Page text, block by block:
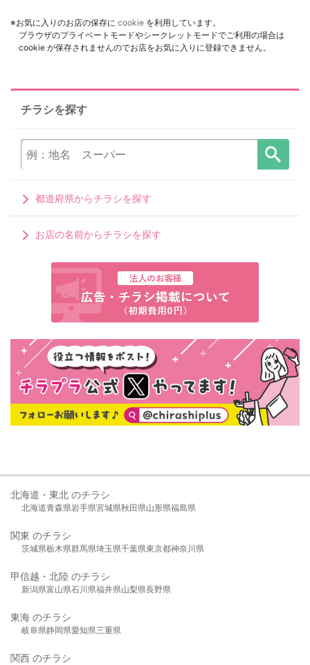
※お気に入りのお店の保存に cookie を利用しています。
ブラウザのプライベートモードやシークレットモードでご利用の場合は
cookie が保存されませんのでお店をお気に入りに登録できません。
チラシを探す
都道府県からチラシを探す
お店の名前からチラシを探す
北海道・東北 のチラシ
北海道青森県岩手県宮城県秋田県山形県福島県
関東 のチラシ
茨城県栃木県群馬県埼玉県千葉県東京都神奈川県
甲信越・北陸 のチラシ
新潟県富山県石川県福井県山梨県長野県
東海 のチラシ
岐阜県静岡県愛知県三重県
関西 のチラシ